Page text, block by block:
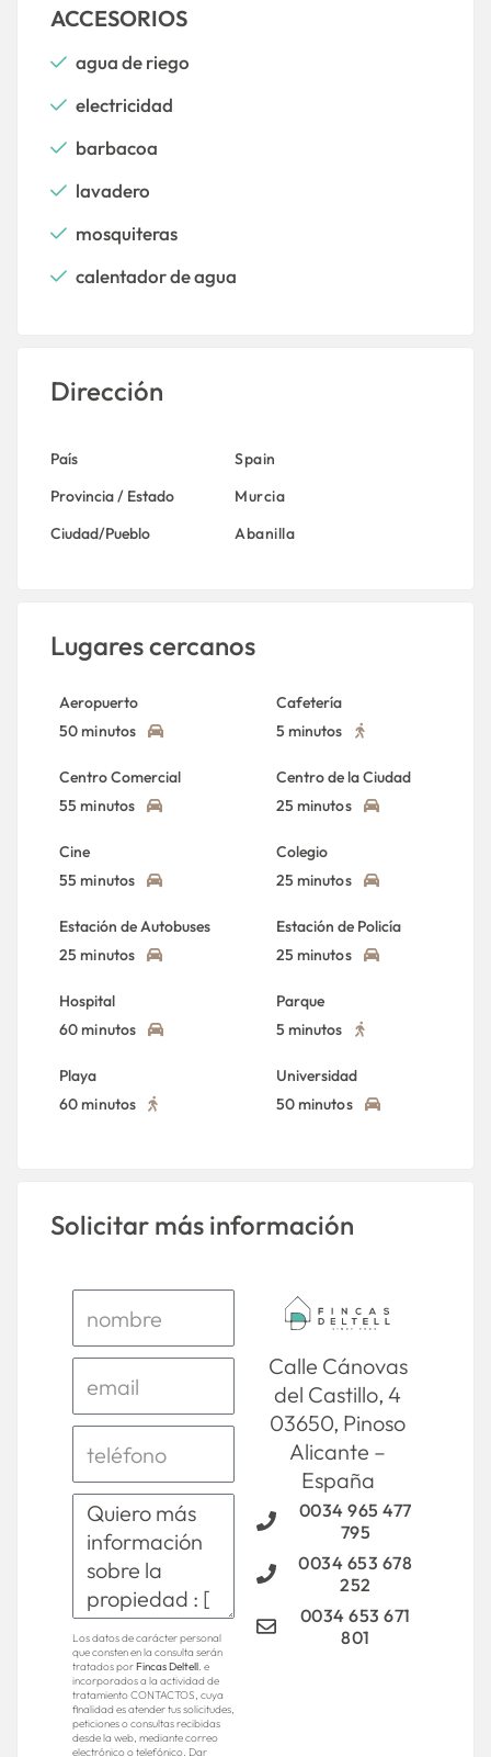
ACCESORIOS
agua de riego
electricidad
barbacoa
lavadero
mosquiteras
calentador de agua
Dirección
País
Spain
Provincia / Estado
Murcia
Ciudad/Pueblo
Abanilla
Lugares cercanos
Aeropuerto
50 minutos
Cafetería
5 minutos
Centro Comercial
55 minutos
Centro de la Ciudad
25 minutos
Cine
55 minutos
Colegio
25 minutos
Estación de Autobuses
25 minutos
Estación de Policía
25 minutos
Hospital
60 minutos
Parque
5 minutos
Playa
60 minutos
Universidad
50 minutos
Solicitar más información
Los datos de carácter personal
que consten en la consulta serán
tratados porFincas Deltell. e
incorporados a la actividad de
tratamiento CONTACTOS, cuya
finalidad es atender tus solicitudes,
peticiones o consultas recibidas
desde la web, mediante correo
electrónico o telefónico. Dar
Calle Cánovas
del Castillo, 4
03650, Pinoso
Alicante –
España
0034 965 477
795
0034 653 678
252
0034 653 671
801